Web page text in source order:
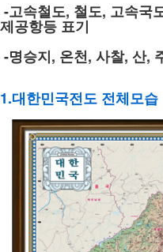
-고속철도, 철도, 고속국
제공항등 표기
-명승지, 온천, 사찰, 산,
1.대한민국전도 전체모습